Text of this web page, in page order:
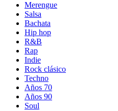
Merengue
Salsa
Bachata
Hip hop
R&B
Rap
Indie
Rock clásico
Techno
Años 70
Años 90
Soul